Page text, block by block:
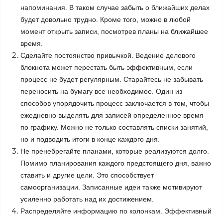
напоминания. В таком случае забыть о ближайших делах
будет довольно трудно. Кроме того, можно в любой
момент открыть записи, посмотрев планы на ближайшее
время.
Сделайте постоянство привычкой. Ведение делового
блокнота может перестать быть эффективным, если
процесс не будет регулярным. Старайтесь не забывать
переносить на бумагу все необходимое. Один из
способов упорядочить процесс заключается в том, чтобы
ежедневно выделять для записей определенное время
по графику. Можно не только составлять списки занятий,
но и подводить итоги в конце каждого дня.
Не пренебрегайте планами, которые реализуются долго.
Помимо планирования каждого предстоящего дня, важно
ставить и другие цели. Это способствует
самоорганизации. Записанные идеи также мотивируют
усиленно работать над их достижением.
Распределяйте информацию по колонкам. Эффективный